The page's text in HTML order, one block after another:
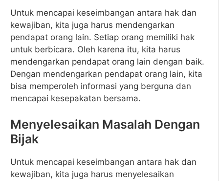
Untuk mencapai keseimbangan antara hak dan
kewajiban, kita juga harus mendengarkan
pendapat orang lain. Setiap orang memiliki hak
untuk berbicara. Oleh karena itu, kita harus
mendengarkan pendapat orang lain dengan baik.
Dengan mendengarkan pendapat orang lain, kita
bisa memperoleh informasi yang berguna dan
mencapai kesepakatan bersama.
Menyelesaikan Masalah Dengan
Bijak
Untuk mencapai keseimbangan antara hak dan
kewajiban, kita juga harus menyelesaikan